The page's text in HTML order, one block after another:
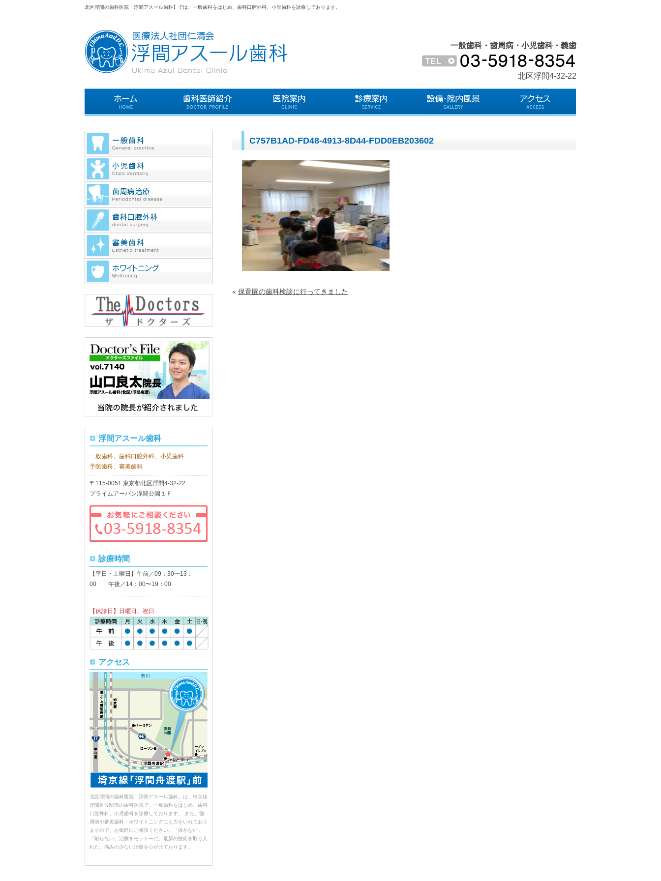
北区浮間の歯科医院「浮間アスール歯科】では、一般歯科をはじめ、歯科口腔外科、小児歯科を診療しております。
一般歯科・歯周病・小児歯科・義歯
北区浮間4-32-22
C757B1AD-FD48-4913-8D44-FDD0EB203602
« 保育園の歯科検診に行ってきました
浮間アスール歯科
一般歯科、歯科口腔外科、小児歯科
予防歯科、審美歯科
〒115-0051 東京都北区浮間4-32-22
プライムアーバン浮間公園１Ｆ
診療時間
【平日・土曜日】午前／09：30〜13：
00 午後／14：00〜19：00
【休診日】日曜日、祝日
アクセス
北区浮間の歯科医院「浮間アスール歯科」は、埼京線
浮間舟渡駅前の歯科医院で、一般歯科をはじめ、歯科
口腔外科、小児歯科を診療しております。 また、歯
周病や審美歯科・ホワイトニングにも力をいれており
ますので、お気軽にご相談ください。「抜かない」
「削らない」治療をモットーに、最新の技術を取り入
れた、痛みの少ない治療を心がけております。